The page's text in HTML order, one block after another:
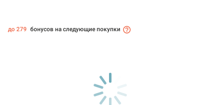
до 279 бонусов на следующие покупки